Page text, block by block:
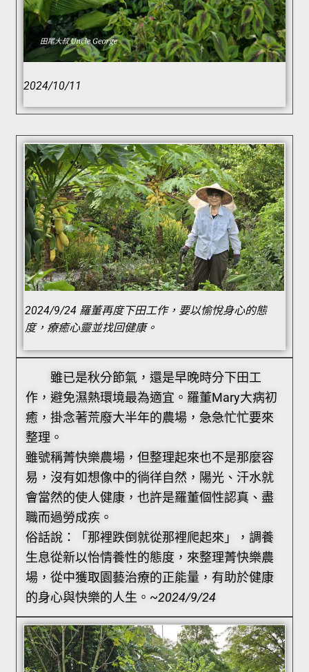
2024/10/11
2024/9/24 羅董再度下田工作，要以愉悅身心的態
度，療癒心靈並找回健康。
雖已是秋分節氣，還是早晚時分下田工
作，避免濕熱環境最為適宜。羅董Mary大病初
癒，掛念著荒廢大半年的農場，急急忙忙要來
整理。
雖號稱菁快樂農場，但整理起來也不是那麼容
易，沒有如想像中的徜徉自然，陽光、汗水就
會當然的使人健康，也許是羅董個性認真、盡
職而過勞成疾。
俗話說：「那裡跌倒就從那裡爬起來」，調養
生息從新以怡情養性的態度，來整理菁快樂農
場，從中獲取園藝治療的正能量，有助於健康
的身心與快樂的人生。~2024/9/24